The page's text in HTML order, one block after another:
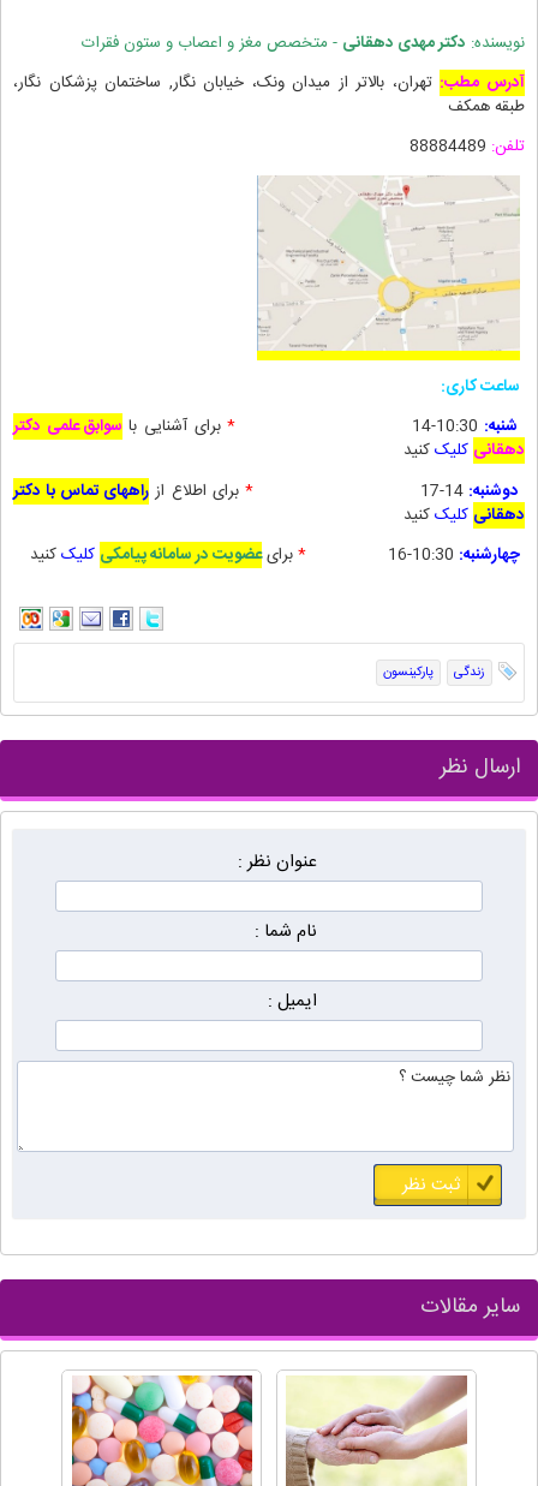
نویسنده: دکتر مهدی دهقانی - متخصص مغز و اعصاب و ستون فقرات
آدرس مطب: تهران، بالاتر از میدان ونک، خیابان نگار, ساختمان پزشکان نگار،
طبقه همکف
تلفن:
ساعت کاری:
شنبه:
*برای آشنایی با سوابق علمی دکتر
دهقانی کلیککنید
دوشنبه: 14-17
* برای اطلاع از راههای تماس با دکتر
دهقانی کلیککنید
چهارشنبه:
*برایعضویت در سامانه پیامکی کلیککنید
زندگی پارکینسون
ارسال نظر
عنوان نظر :
نام شما :
ایمیل :
سایر مقالات